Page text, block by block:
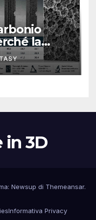
la
dipende
in 3D
Newsup di Themeansar.
Informativa Privacy